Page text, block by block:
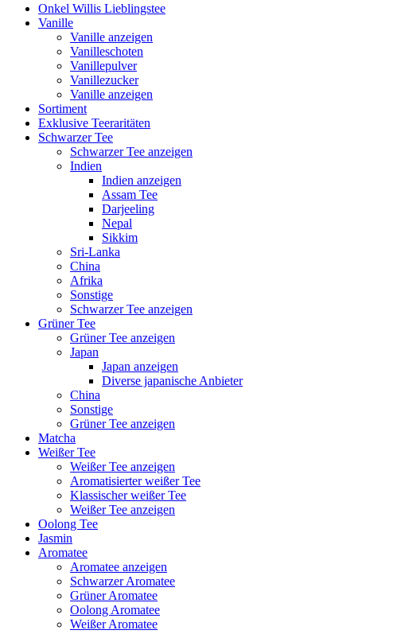
Onkel Willis Lieblingstee
Vanille
Vanille anzeigen
Vanilleschoten
Vanillepulver
Vanillezucker
Vanille anzeigen
Sortiment
Exklusive Teeraritäten
Schwarzer Tee
Schwarzer Tee anzeigen
Indien
Indien anzeigen
Assam Tee
Darjeeling
Nepal
Sikkim
Sri-Lanka
China
Afrika
Sonstige
Schwarzer Tee anzeigen
Grüner Tee
Grüner Tee anzeigen
Japan
Japan anzeigen
Diverse japanische Anbieter
China
Sonstige
Grüner Tee anzeigen
Matcha
Weißer Tee
Weißer Tee anzeigen
Aromatisierter weißer Tee
Klassischer weißer Tee
Weißer Tee anzeigen
Oolong Tee
Jasmin
Aromatee
Aromatee anzeigen
Schwarzer Aromatee
Grüner Aromatee
Oolong Aromatee
Weißer Aromatee